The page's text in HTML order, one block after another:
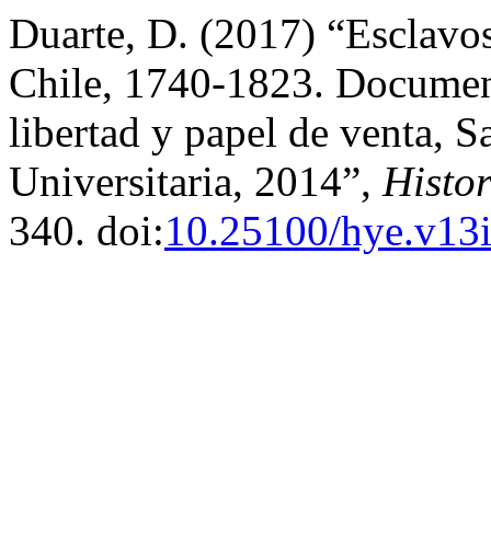
Duarte, D. (2017)
Chile, 1740-1823.
libertad y papel de venta,
Universitaria, 2014”,
340. doi:10.25100/